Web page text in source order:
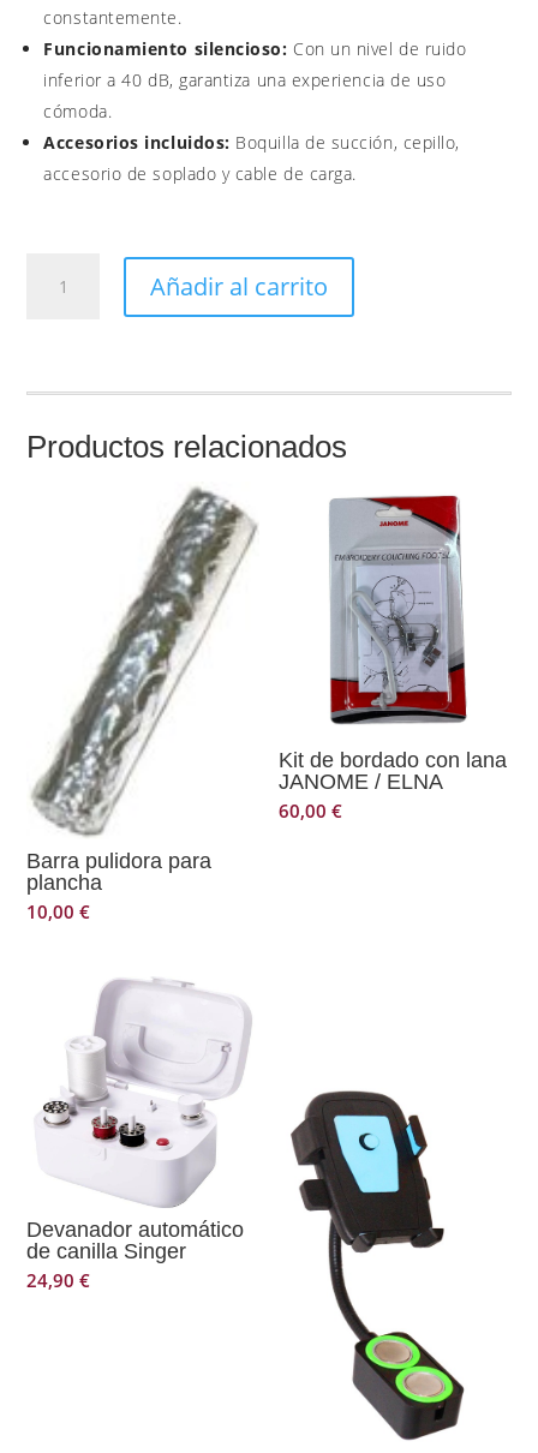
constantemente.
Funcionamiento silencioso: Con un nivel de ruido
inferior a 40 dB, garantiza una experiencia de uso
cómoda.
Accesorios incluidos: Boquilla de succión, cepillo,
accesorio de soplado y cable de carga.
Añadir al carrito
Productos relacionados
Barra pulidora para
plancha
10,00€
Kit de bordado con lana
JANOME / ELNA
60,00€
Devanador automático
de canilla Singer
24,90€